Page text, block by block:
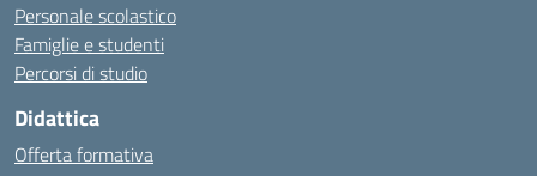
Personale scolastico
Famiglie e studenti
Percorsi di studio
Didattica
Offerta formativa